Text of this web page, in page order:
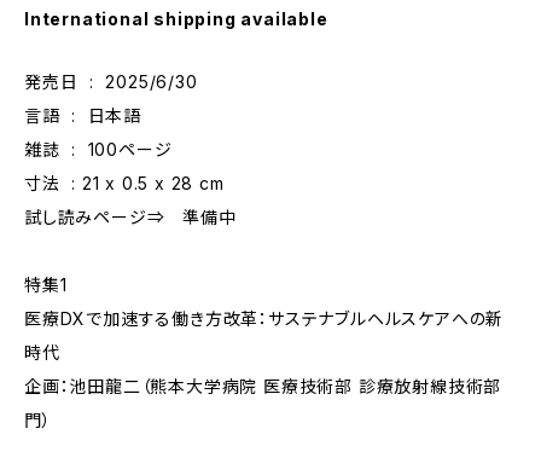
International shipping available
発売日 ‏ : ‎ 2025/6/30
言語 ‏ : ‎ 日本語
雑誌 ‏ : ‎ 100ページ
寸法 ‏ : ‎‎21 x 0.5 x 28 cm
試し読みページ⇒ 準備中
特集1
医療DXで加速する働き方改革：サステナブルヘルスケアへの新
時代
企画：池田龍二（熊本大学病院 医療技術部 診療放射線技術部
門）